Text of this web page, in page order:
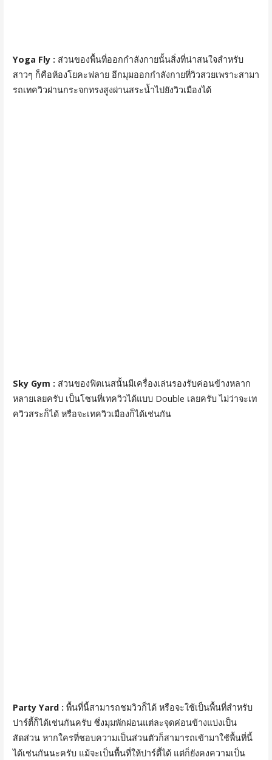
Yoga Fly : ส่วนของพื้นที่ออกกำลังกายนั้นสิ่งที่น่าสนใจสำหรับ
สาวๆ ก็คือห้องโยคะฟลาย อีกมุมออกกำลังกายที่วิวสวยเพราะสามา
รถเทควิวผ่านกระจกทรงสูงผ่านสระน้ำไปยังวิวเมืองได้
Sky Gym : ส่วนของฟิตเนสนั้นมีเครื่องเล่นรองรับค่อนข้างหลาก
หลายเลยครับ เป็นโซนที่เทควิวได้แบบ Double เลยครับ ไม่ว่าจะเท
ควิวสระก็ได้ หรือจะเทควิวเมืองก็ได้เช่นกัน
Party Yard : พื้นที่นี้สามารถชมวิวก็ได้ หรือจะใช้เป็นพื้นที่สำหรับ
ปาร์ตี้ก็ได้เช่นกันครับ ซึ่งมุมพักผ่อนแต่ละจุดค่อนข้างแบ่งเป็น
สัดส่วน หากใครที่ชอบความเป็นส่วนตัวก็สามารถเข้ามาใช้พื้นที่นี้
ได้เช่นกันนะครับ แม้จะเป็นพื้นที่ให้ปาร์ตี้ได้ แต่ก็ยังคงความเป็น